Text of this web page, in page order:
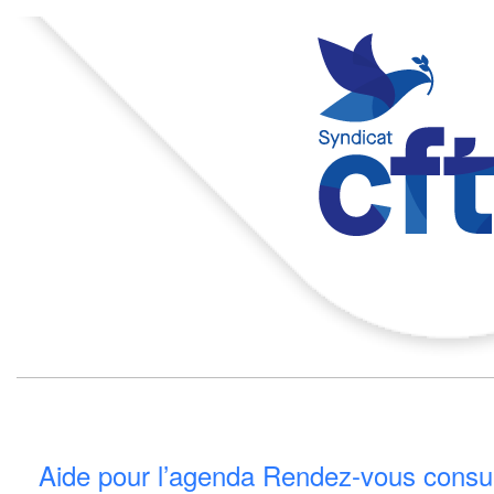
Aide pour l’agenda Rendez-vous